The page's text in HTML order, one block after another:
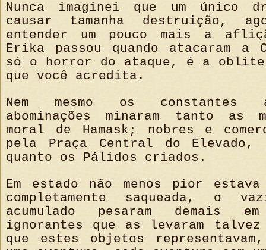
Nunca imaginei que um único
causar tamanha destruição,
entender um pouco mais a
Erika passou quando atacaram a
só o horror do ataque, é a
que você acredita.
Nem mesmo os constantes
abominações minaram tanto as
moral de Hamask; nobres e
pela Praça Central do Elevado,
quanto os Pálidos criados.
Em estado não menos pior estava
completamente saqueada, o
acumulado pesaram demais
ignorantes que as levaram talvez
que estes objetos representavam,